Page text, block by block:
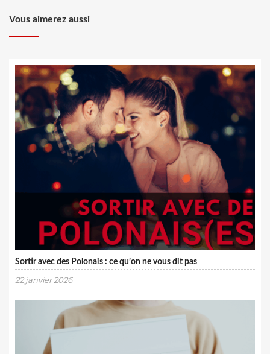
Vous aimerez aussi
Sortir avec des Polonais : ce qu’on ne vous dit pas
22 janvier 2026